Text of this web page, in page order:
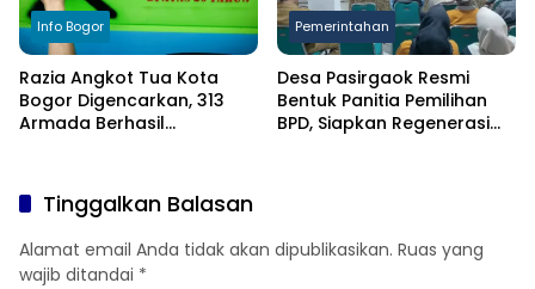
Info Bogor
Razia Angkot Tua Kota
Bogor Digencarkan, 313
Armada Berhasil
Pemerintahan
Desa Pasirgaok Resmi
Bentuk Panitia Pemilihan
BPD, Siapkan Regenerasi
Tinggalkan Balasan
Alamat email Anda tidak akan dipublikasikan. Ruas yang
wajib ditandai *